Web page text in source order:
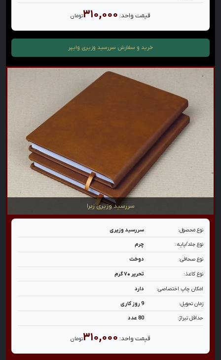
قیمت واحد: ۳۱۰,۰۰۰تومان
خرید و سفارش سررسید وزیری وایپر
سررسید وزیری زبرا
نوع محصول: سررسید وزیری
نوع جلد/پایه: چرم
نوع صحافی: دوخت
نوع کاغذ: تحریر ۷۰ گرم
امکان چاپ اختصاصی: دارد
زمان تحویل: 9 روز کاری
حداقل تیراژ: 80 عدد
قیمت واحد: ۳۱۰,۰۰۰تومان